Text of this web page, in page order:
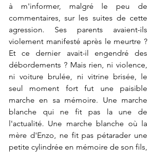
à m'informer, malgré le peu de
commentaires, sur les suites de cette
agression. Ses parents avaient-ils
violement manifesté après le meurtre ?
Et ce dernier avait-il engendré des
débordements ? Mais rien, ni violence,
ni voiture brulée, ni vitrine brisée, le
seul moment fort fut une paisible
marche en sa mémoire. Une marche
blanche qui ne fit pas la une de
l'actualité. Une marche blanche où la
mère d'Enzo, ne fit pas pétarader une
petite cylindrée en mémoire de son fils,